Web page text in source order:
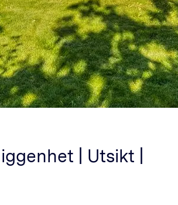
| Utsikt |